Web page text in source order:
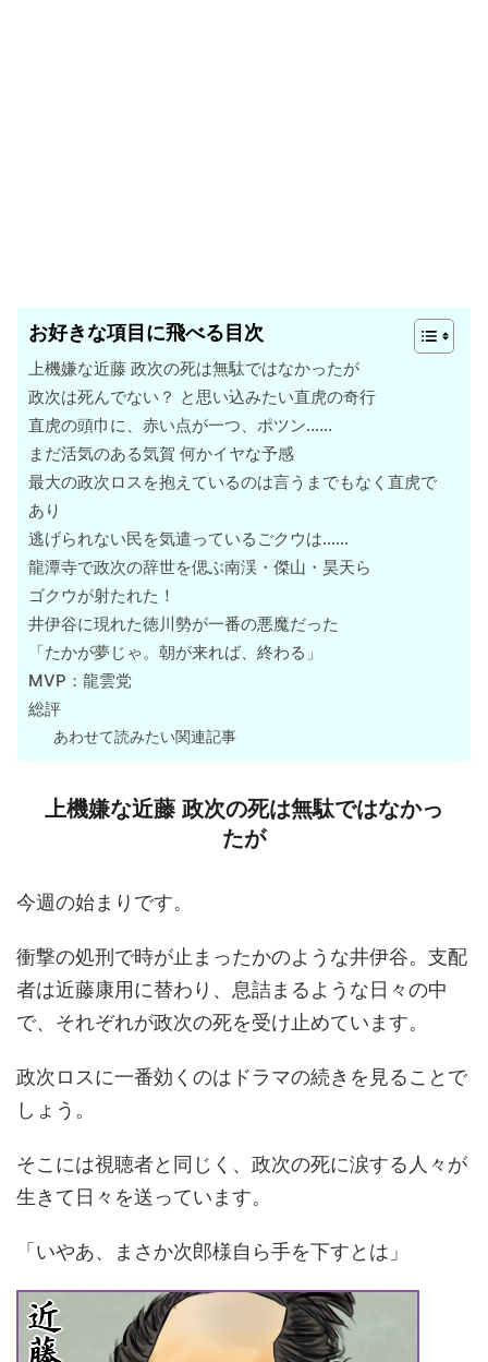
お好きな項目に飛べる目次
上機嫌な近藤 政次の死は無駄ではなかったが
政次は死んでない？ と思い込みたい直虎の奇行
直虎の頭巾に、赤い点が一つ、ポツン……
まだ活気のある気賀 何かイヤな予感
最大の政次ロスを抱えているのは言うまでもなく直虎で
あり
逃げられない民を気遣っているごクウは……
龍潭寺で政次の辞世を偲ぶ南渓・傑山・昊天ら
ゴクウが射たれた！
井伊谷に現れた徳川勢が一番の悪魔だった
「たかが夢じゃ。朝が来れば、終わる」
MVP：龍雲党
総評
あわせて読みたい関連記事
上機嫌な近藤 政次の死は無駄ではなかっ
たが
今週の始まりです。
衝撃の処刑で時が止まったかのような井伊谷。支配
者は近藤康用に替わり、息詰まるような日々の中
で、それぞれが政次の死を受け止めています。
政次ロスに一番効くのはドラマの続きを見ることで
しょう。
そこには視聴者と同じく、政次の死に涙する人々が
生きて日々を送っています。
「いやあ、まさか次郎様自ら手を下すとは」